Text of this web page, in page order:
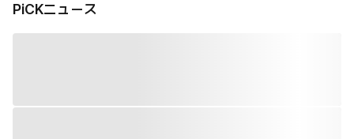
PiCKニュース